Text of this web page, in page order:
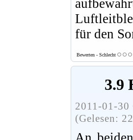
für den
Bewerten - Schlecht
3.9
2011-01-
(Gelesen: